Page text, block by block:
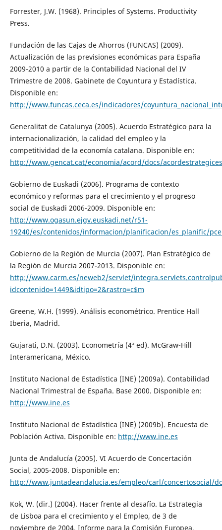
Forrester, J.W. (1968). Principles of Systems. Productivity
Press.
Fundación de las Cajas de Ahorros (FUNCAS) (2009).
Actualización de las previsiones económicas para España
2009-2010 a partir de la Contabilidad Nacional del IV
Trimestre de 2008. Gabinete de Coyuntura y Estadística.
Disponible en:
http://www.funcas.ceca.es/indicadores/
Generalitat de Catalunya (2005). Acuerdo Estratégico para la
internacionalización, la calidad del empleo y la
competitividad de la economía catalana. Disponible en:
http://www.gencat.cat/economia/acord/docs/
Gobierno de Euskadi (2006). Programa de contexto
económico y reformas para el crecimiento y el progreso
social de Euskadi 2006-2009. Disponible en:
http://www.ogasun.ejgv.euskadi.net/r51-
19240/es/contenidos/informacion/planificacion/es_planific/
Gobierno de la Región de Murcia (2007). Plan Estratégico de
la Región de Murcia 2007-2013. Disponible en:
http://www.carm.es/neweb2/servlet/
idcontenido=1449&idtipo=2&rastro=c$m
Greene, W.H. (1999). Análisis econométrico. Prentice Hall
Iberia, Madrid.
Gujarati, D.N. (2003). Econometría (4ª ed). McGraw-Hill
Interamericana, México.
Instituto Nacional de Estadística (INE) (2009a). Contabilidad
Nacional Trimestral de España. Base 2000. Disponible en:
http://www.ine.es
Instituto Nacional de Estadística (INE) (2009b). Encuesta de
Población Activa. Disponible en: http://www.ine.es
Junta de Andalucía (2005). VI Acuerdo de Concertación
Social, 2005-2008. Disponible en:
http://www.juntadeandalucia.es/empleo/carl/concertosocial/
Kok, W. (dir.) (2004). Hacer frente al desafío. La Estrategia
de Lisboa para el crecimiento y el Empleo, de 3 de
noviembre de 2004, Informe para la Comisión Europea.